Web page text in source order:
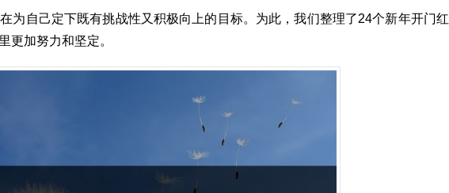
为自己定下既有挑战性又积极向上的目标。为此，我们整理了24个新年开门红
更加努力和坚定。